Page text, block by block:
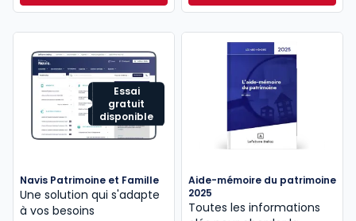
Essai
gratuit
disponible
Navis Patrimoine et Famille
Une solution qui s'adapte
à vos besoins
Aide-mémoire du patrimoine
2025
Toutes les informations